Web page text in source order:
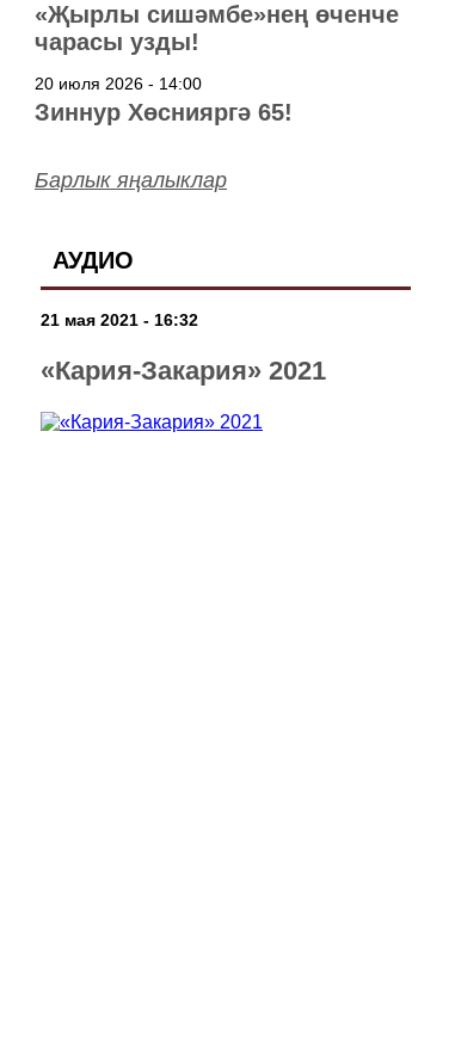
«Җырлы сишәмбе»нең өченче
чарасы узды!
20 июля 2026 - 14:00
Зиннур Хөснияргә 65!
Барлык яңалыклар
АУДИО
21 мая 2021 - 16:32
«Кария-Закария» 2021